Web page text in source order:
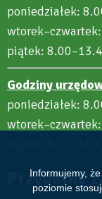
Informujemy,
poziomie
poniedziałek:
piątek:
Godziny
poniedziałek:
Przydatne